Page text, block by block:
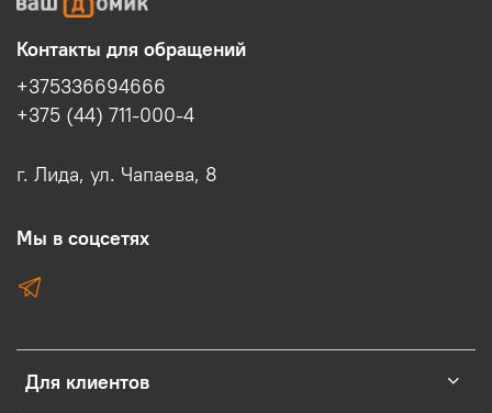
Для клиентов
Контакты для обращений
+375336694666
+375 (44) 711-000-4
г. Лида, ул. Чапаева, 8
Мы в соцсетях